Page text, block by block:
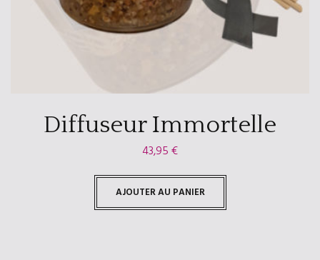
Diffuseur Immortelle
43,95€
AJOUTER AU PANIER